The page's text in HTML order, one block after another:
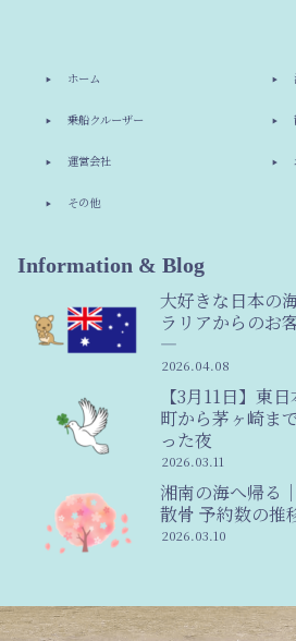
ホーム
乗船クルーザー
運営会社
その他
Information & Blog
大好きな日本の
ラリアからのお
―
2026.04.08
【3月11日】東
町から茅ヶ崎ま
った夜
2026.03.11
湘南の海へ帰る
散骨 予約数の推
2026.03.10